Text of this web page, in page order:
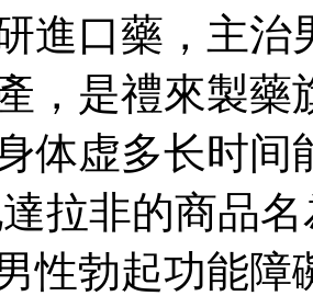
進口藥，主
，是禮來製藥
体虚多长时间
拉非的商品名
性勃起功能障